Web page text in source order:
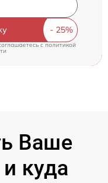
cполитикой
Ваше
куда